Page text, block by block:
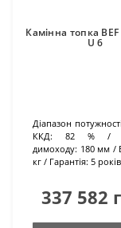
Камінна топка BEF
U 6
Діапазон
ККД:
82 %
димоходу: 180 мм
кг
Гарантія: 5 років
337 582